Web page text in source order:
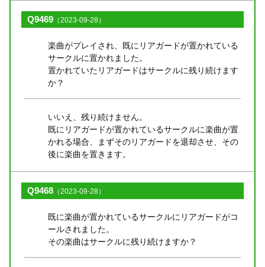
Q9469 （2023-09-28）
楽曲がプレイされ、既にリアガードが置かれている
サークルに置かれました。
置かれていたリアガードはサークルに残り続けます
か？
いいえ、残り続けません。
既にリアガードが置かれているサークルに楽曲が置
かれる場合、まずそのリアガードを退却させ、その
後に楽曲を置きます。
Q9468 （2023-09-28）
既に楽曲が置かれているサークルにリアガードがコ
ールされました。
その楽曲はサークルに残り続けますか？